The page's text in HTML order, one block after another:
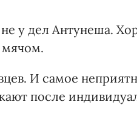
у дел Антунеша.
мячом.
И самое
после